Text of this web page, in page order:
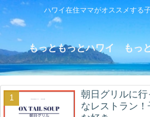
ハワイ在住ママがオススメする
もっともっとハワイ もっ
朝日グリルに
なレストラン